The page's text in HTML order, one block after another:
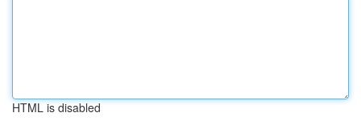
HTML is disabled